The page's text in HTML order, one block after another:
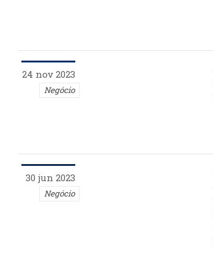
24 nov 2023
Negócio
30 jun 2023
Negócio